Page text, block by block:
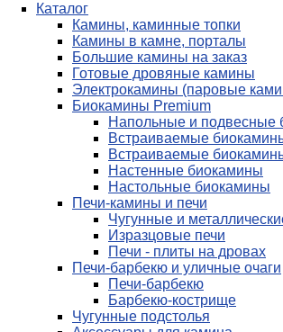
Каталог
Камины, каминные топки
Камины в камне, порталы
Большие камины на заказ
Готовые дровяные камины
Электрокамины (паровые
Биокамины Premium
Напольные и подвесные
Встраиваемые
Встраиваемые
Настенные биокамины
Настольные биокамины
Печи-камины и печи
Чугунные и
Изразцовые печи
Печи - плиты на дровах
Печи-барбекю и уличные очаги
Печи-барбекю
Барбекю-кострище
Чугунные подстолья